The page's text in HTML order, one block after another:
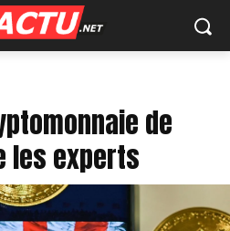
de
les experts